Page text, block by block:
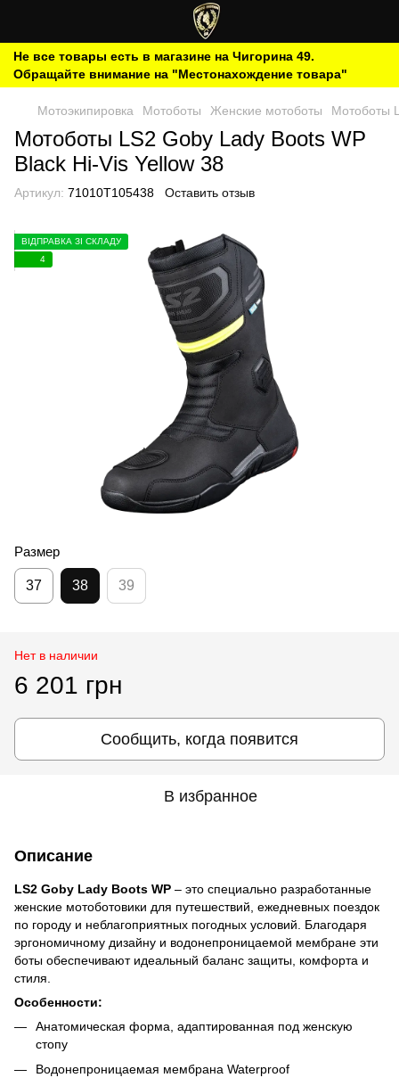
Не все товары есть в магазине на Чигорина 49.
Обращайте внимание на "Местонахождение товара"
Мотоэкипировка Мотоботы Женские мотоботы Мотоботы
Мотоботы LS2 Goby Lady Boots WP
Black Hi-Vis Yellow 38
Артикул: 71010T105438 Оставить отзыв
ВІДПРАВКА ЗІ СКЛАДУ
4
Размер
37 38 39
Нет в наличии
6 201 грн
Сообщить, когда появится
В избранное
Описание
LS2 Goby Lady Boots WP – это специально разработанные
женские мотоботовики для путешествий, ежедневных поездок
по городу и неблагоприятных погодных условий. Благодаря
эргономичному дизайну и водонепроницаемой мембране эти
боты обеспечивают идеальный баланс защиты, комфорта и
стиля.
Особенности:
Анатомическая форма, адаптированная под женскую
стопу
Водонепроницаемая мембрана Waterproof